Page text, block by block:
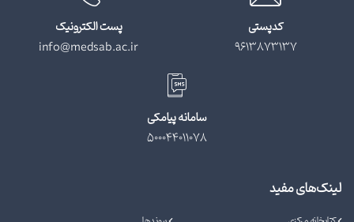
کدپستی
9613873137
پست الکترونیک
info@medsab.ac.ir
سامانه پیامکی
500044011078
لینک‌های مفید